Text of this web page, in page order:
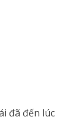
đã đến lúc